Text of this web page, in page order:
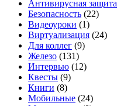
Антивирусная защита
Безопасность (22)
Видеоуроки (1)
Виртуализация (24)
Для коллег (9)
Железо (131)
Интервью (12)
Квесты (9)
Книги (8)
Мобильные (24)